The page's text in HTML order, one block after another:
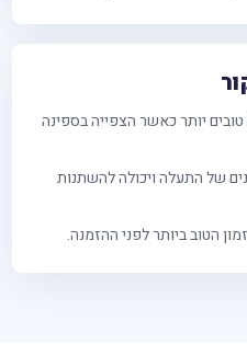
יותר כאשר הצפייה בספינה
של התעלה ויכולה להשתנות